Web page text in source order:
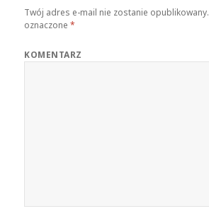
Twój adres e-mail nie zostanie opublikowany.
oznaczone*
KOMENTARZ